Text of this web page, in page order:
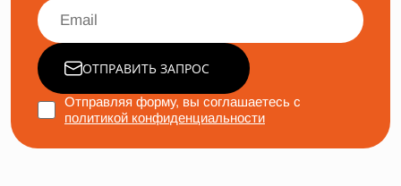
ОТПРАВИТЬ ЗАПРОС
Отправляя форму, вы соглашаетесь с
политикой конфиденциальности